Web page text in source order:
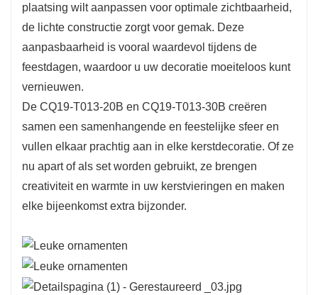
ruimte aan diverse decoraties, van klassieke
ornamenten tot speelse details. Dit maakt hem
een ​​ideale keuze voor familiebijeenkomsten of
als attent cadeau voor iedereen die de
kerstgedachte waardeert.
Daarentegen is de CQ19-T013-30B met een
hoogte van 30 cm een ​​stuk prominenter
aanwezig, waardoor het een veelzijdige optie is
voor grotere ruimtes. Dankzij de hoogte kan hij
groene takken vormen een perfecte achtergrond
voor een breed scala aan ornamenten,
waardoor er ruimte is voor persoonlijke
plaatsing wilt aanpassen voor optimale zichtbaarheid,
de lichte constructie zorgt voor gemak. Deze
aanpasbaarheid is vooral waardevol tijdens de
feestdagen, waardoor u uw decoratie moeiteloos kunt
vernieuwen.
De CQ19-T013-20B en CQ19-T013-30B creëren
samen een samenhangende en feestelijke sfeer en
vullen elkaar prachtig aan in elke kerstdecoratie. Of ze
nu apart of als set worden gebruikt, ze brengen
creativiteit en warmte in uw kerstvieringen en maken
elke bijeenkomst extra bijzonder.